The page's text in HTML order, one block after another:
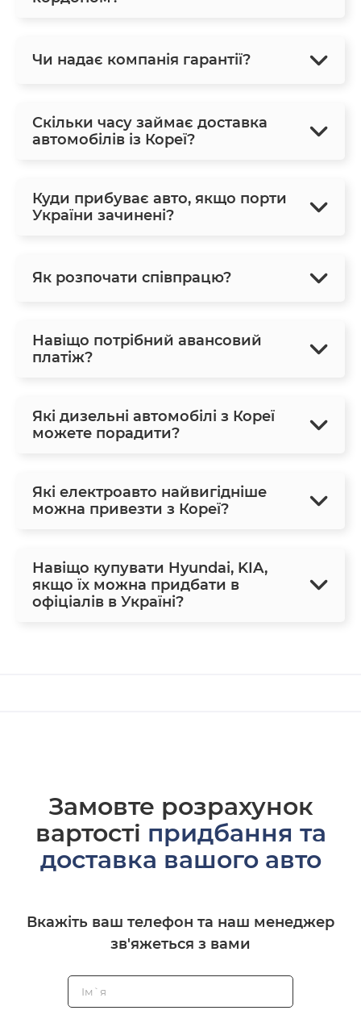
Чи надає компанія гарантії?
Скільки часу займає доставка
автомобілів із Кореї?
Куди прибуває авто, якщо порти
України зачинені?
Як розпочати співпрацю?
Навіщо потрібний авансовий
платіж?
Які дизельні автомобілі з Кореї
можете порадити?
Які електроавто найвигідніше
можна привезти з Кореї?
Навіщо купувати Hyundai, KIA,
якщо їх можна придбати в
офіціалів в Україні?
Замовте розрахунок
вартості придбання та
доставка вашого авто
Вкажіть ваш телефон та наш менеджер
зв'яжеться з вами